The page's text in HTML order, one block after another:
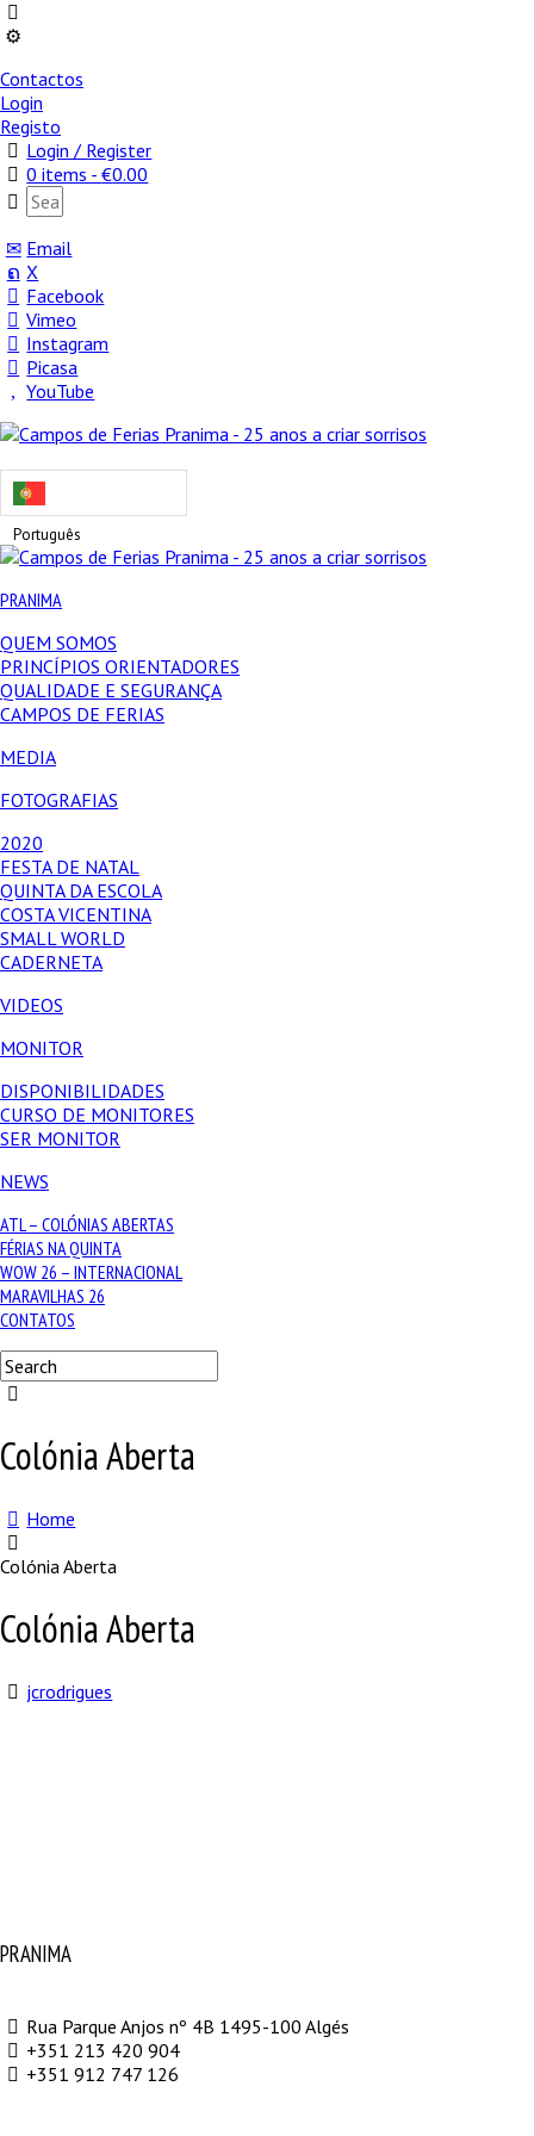
Contactos
Login
Registo
Login / Register
0 items -€0.00
Email
X
Facebook
Vimeo
Instagram
Picasa
YouTube
Português
PRANIMA
QUEM SOMOS
PRINCÍPIOS ORIENTADORES
QUALIDADE E SEGURANÇA
CAMPOS DE FERIAS
MEDIA
FOTOGRAFIAS
2020
FESTA DE NATAL
QUINTA DA ESCOLA
COSTA VICENTINA
SMALL WORLD
CADERNETA
VIDEOS
MONITOR
DISPONIBILIDADES
CURSO DE MONITORES
SER MONITOR
NEWS
ATL – COLÓNIAS ABERTAS
FÉRIAS NA QUINTA
WOW 26 – INTERNACIONAL
MARAVILHAS 26
CONTATOS
Colónia Aberta
Home
Colónia Aberta
Colónia Aberta
jcrodrigues
PRANIMA
Rua Parque Anjos nº 4B 1495-100 Algés
+351 213 420 904
+351 912 747 126